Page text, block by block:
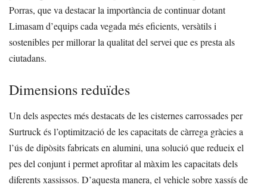
Porras, que va destacar la importància de continuar dotant
Limasam d’equips cada vegada més eficients, versàtils i
sostenibles per millorar la qualitat del servei que es presta als
ciutadans.
Dimensions reduïdes
Un dels aspectes més destacats de les cisternes carrossades per
Surtruck és l’optimització de les capacitats de càrrega gràcies a
l’ús de dipòsits fabricats en alumini, una solució que redueix el
pes del conjunt i permet aprofitar al màxim les capacitats dels
diferents xassissos. D’aquesta manera, el vehicle sobre xassís de